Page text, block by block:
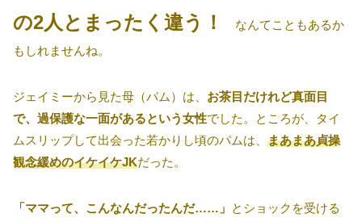
の2人とまったく違う！
なんてこともあるか
もしれませんね。
ジェイミーから見た母（パム）は、 お茶目だけれど真面目
で、過保護な一面があるという女性でした。ところが、タイ
ムスリップして出会った若かりし頃のパムは、 まあまあ貞操
観念緩めのイケイケJKだった。
「ママって、こんなんだったんだ……」 とショックを受ける